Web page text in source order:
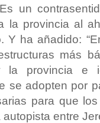
un
la provincia al
Y ha añadido:
más
provincia e
se adopten por
para que
entre